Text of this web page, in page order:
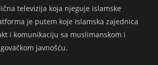
televizija koja njeguje islamske
je putem koje Islamska zajednica
i komunikaciju sa muslimanskom i
javnošću.